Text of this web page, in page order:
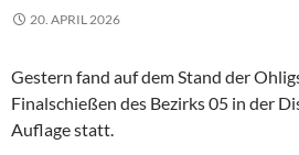
20. APRIL 2026
Gestern fand auf dem Stand der
Finalschießen des Bezirks 05 in der
Auflage statt.